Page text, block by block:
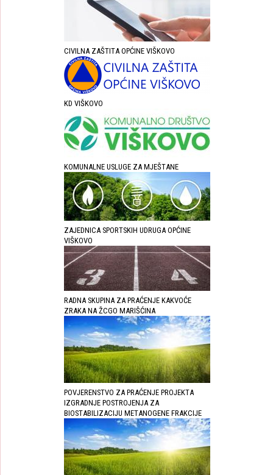
CIVILNA ZAŠTITA OPĆINE VIŠKOVO
KD VIŠKOVO
KOMUNALNE USLUGE ZA MJEŠTANE
ZAJEDNICA SPORTSKIH UDRUGA OPĆINE
VIŠKOVO
RADNA SKUPINA ZA PRAĆENJE KAKVOĆE
ZRAKA NA ŽCGO MARIŠĆINA
POVJERENSTVO ZA PRAĆENJE PROJEKTA
IZGRADNJE POSTROJENJA ZA
BIOSTABILIZACIJU METANOGENE FRAKCIJE